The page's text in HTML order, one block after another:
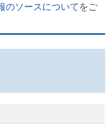
のソースについてをご